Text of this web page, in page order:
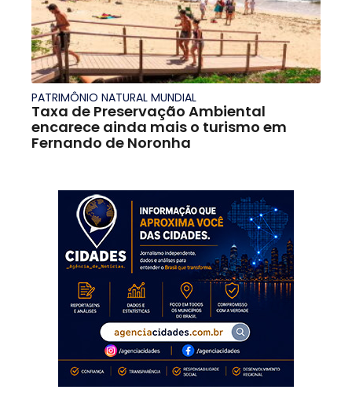
PATRIMÔNIO NATURAL MUNDIAL
Taxa de Preservação Ambiental
encarece ainda mais o turismo em
Fernando de Noronha